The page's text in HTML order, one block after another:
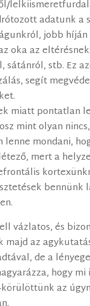
adatunk a
jobb
oka az
sátánról, stb. Ez
segít
miatt pontatlan
mint olyan
lenne mondani,
mert a
bennünk
vázlatos, és
majd az
de a
hogy
az